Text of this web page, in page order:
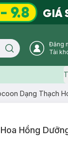
Search icon
Đăng
Tài
Dạng Thạch
Hồng